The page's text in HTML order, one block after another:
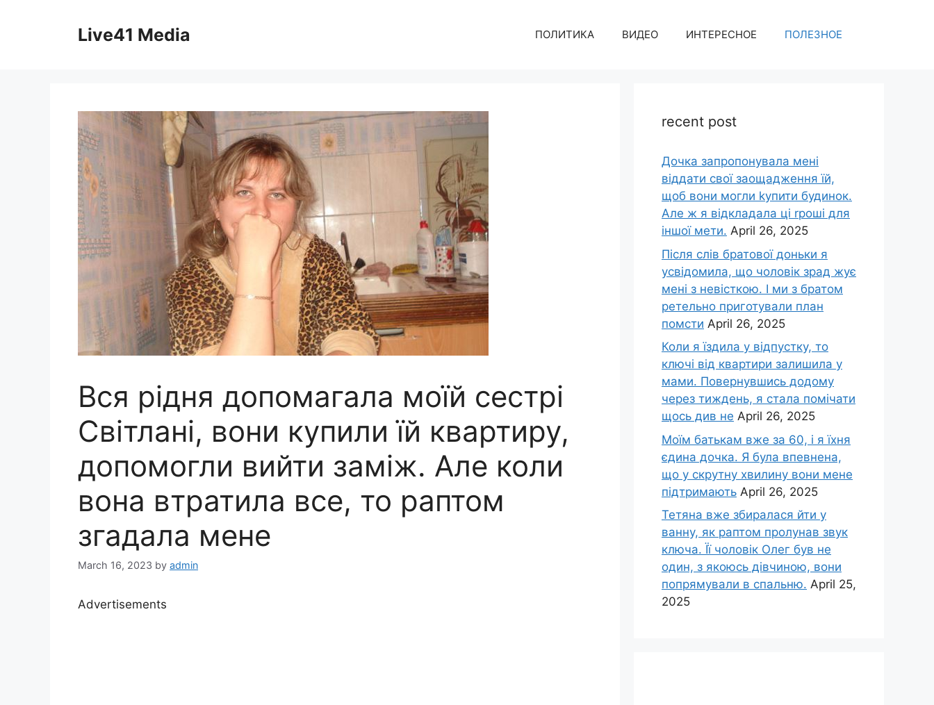
Live41 Media ПОЛИТИКА ВИДЕО ИНТЕРЕСНОЕ ПОЛЕЗНОЕ
Вся рідня допомагала моїй сестрі
Світлані, вони купили їй квартиру,
допомогли вийти заміж. Але коли
вона втратила все, то раптом
згадала мене
March 16, 2023 by admin
Advertisements
recent post
Дочка запpопонувала мені
віддати свої заощадження їй,
щоб вони могли kупити будинок.
Але ж я відкладала ці rроші для
іншої мети. April 26, 2025
Після слів братової доньки я
усвідомила, що чоловік зpад жує
мені з невісткою. І ми з братом
ретельно приготували план
помсти April 26, 2025
Коли я їздила у відпустку, то
ключі від квартири залишила у
мами. Повернувшись додому
через тиждень, я стала помічати
щось див не April 26, 2025
Моїм батькам вже за 60, і я їхня
єдина дочка. Я була впевнена,
що у скрутну хвилину вони мене
підтримають April 26, 2025
Тетяна вже збиралася йти у
ванну, як раптом пролунав звук
ключа. Її чоловік Олег був не
один, з якоюсь дівчиною, вони
попрямували в спальню. April 25,
2025